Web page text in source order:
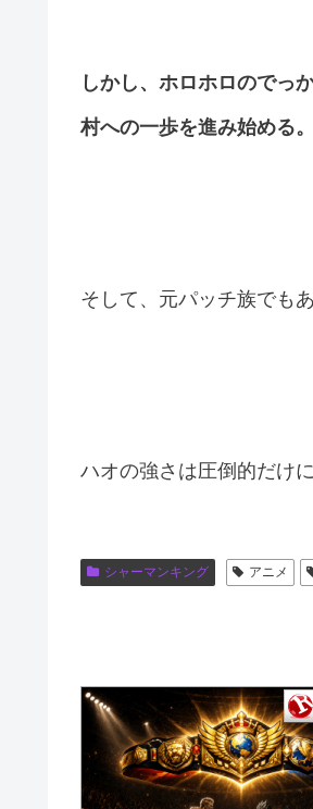
しかし、ホロホロのでっ
村への一歩を進み始める。
そして、元パッチ族でも
ハオの強さは圧倒的だけ
シャーマンキング アニメ